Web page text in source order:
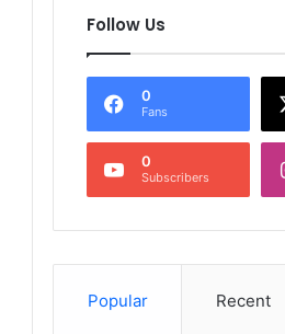
Follow Us
0
Fans
0
Subscribers
Popular Recent